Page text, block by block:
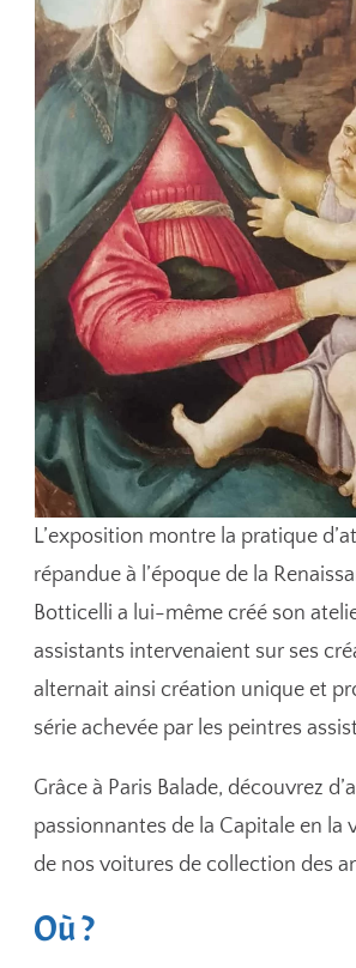
L’exposition montre la pratique
répandue à l’époque de la
Botticelli a lui-même créé son
assistants intervenaient sur ses
alternait ainsi création unique et
série achevée par les peintres
Grâce à Paris Balade, découvrez
passionnantes de la Capitale en la
de nos voitures de collection des
Où ?